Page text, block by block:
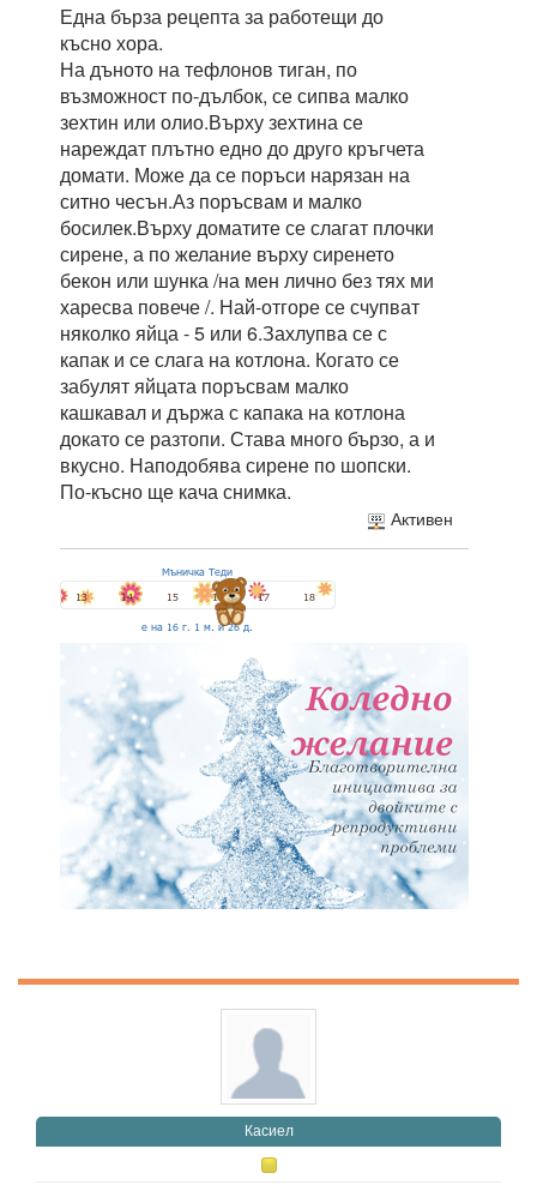
Една бърза рецепта за работещи до
късно хора.
На дъното на тефлонов тиган, по
възможност по-дълбок, се сипва малко
зехтин или олио.Върху зехтина се
нареждат плътно едно до друго кръгчета
домати. Може да се поръси нарязан на
ситно чесън.Аз поръсвам и малко
босилек.Върху доматите се слагат плочки
сирене, а по желание върху сиренето
бекон или шунка /на мен лично без тях ми
харесва повече /. Най-отгоре се счупват
няколко яйца - 5 или 6.Захлупва се с
капак и се слага на котлона. Когато се
забулят яйцата поръсвам малко
кашкавал и държа с капака на котлона
докато се разтопи. Става много бързо, а и
вкусно. Наподобява сирене по шопски.
По-късно ще кача снимка.
Активен
Касиел